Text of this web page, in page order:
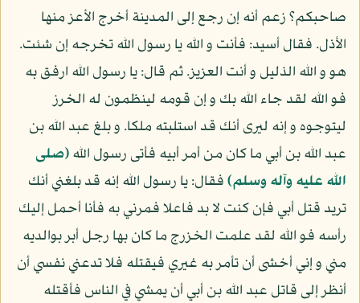
صاحبكم؟ زعم أنه إن رجع إلى المدينة أخرج الأعز منها
الأذل. فقال أسيد: فأنت و الله يا رسول الله تخرجه إن شئت.
هو و الله الذليل و أنت العزيز. ثم قال: يا رسول الله ارفق به
فو الله لقد جاء الله بك و إن قومه لينظمون له الخرز
ليتوجوه و إنه ليرى أنك قد استلبته ملكا. و بلغ عبد الله بن
عبد الله بن أبي ما كان من أمر أبيه فأتى رسول الله(صلى
الله عليه وآله وسلم)فقال: يا رسول الله إنه قد بلغني أنك
تريد قتل أبي فإن كنت لا بد فاعلا فمرني به فأنا أحمل إليك
رأسه فو الله لقد علمت الخزرج ما كان بها رجل أبر بوالديه
مني و إني أخشى أن تأمر به غيري فيقتله فلا تدعني نفسي أن
أنظر إلى قاتل عبد الله بن أبي أن يمشي في الناس فأقتله